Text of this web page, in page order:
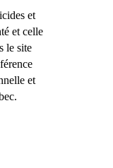
et
et celle
le site
et